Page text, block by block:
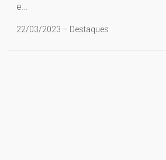
e…
22/03/2023 – Destaques